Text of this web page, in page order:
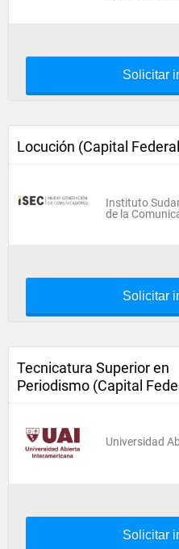
Solicitar
Locución (Capital
Instituto
de la
Solicitar
Tecnicatura Superior en
Periodismo (Capital
Universidad
Solicitar